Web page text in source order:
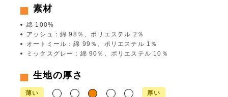
素材
綿 100%
アッシュ：綿 98％、ポリエステル 2％
オートミール：綿 99％、ポリエステル 1％
ミックスグレー：綿 90％、ポリエステル 10％
生地の厚さ
薄い 厚い